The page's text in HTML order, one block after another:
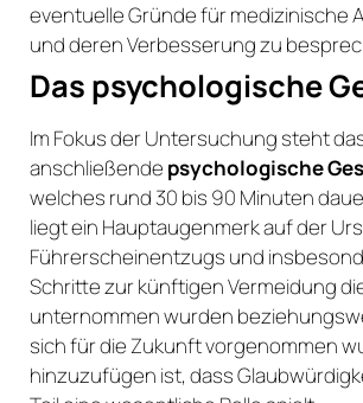
eventuelle Gründe für medizinische
und deren Verbesserung zu
Das psychologische
Im Fokus der Untersuchung steht
anschließende psychologische
welches rund 30 bis 90 Minuten
liegt ein Hauptaugenmerk auf der
Führerscheinentzugs und
Schritte zur künftigen Vermeidung
unternommen wurden
sich für die Zukunft vorgenommen
hinzuzufügen ist, dass